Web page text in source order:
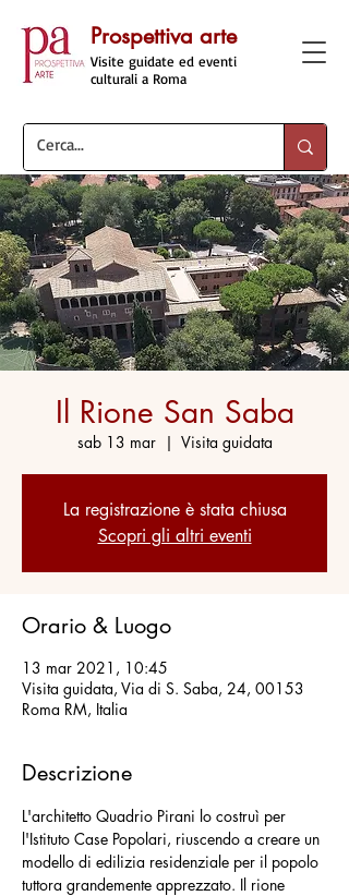
Visite guidate ed eventi
culturali a Roma
Prospettiva arte
Il Rione San Saba
sab 13 mar
  |
Visita guidata
La registrazione è stata chiusa
Scopri gli altri eventi
Orario & Luogo
13 mar 2021, 10:45
Visita guidata, Via di S. Saba, 24, 00153
Roma RM, Italia
Descrizione
L'architetto Quadrio Pirani lo costruì per
l'Istituto Case Popolari, riuscendo a creare un
modello di edilizia residenziale per il popolo
tuttora grandemente apprezzato. Il rione